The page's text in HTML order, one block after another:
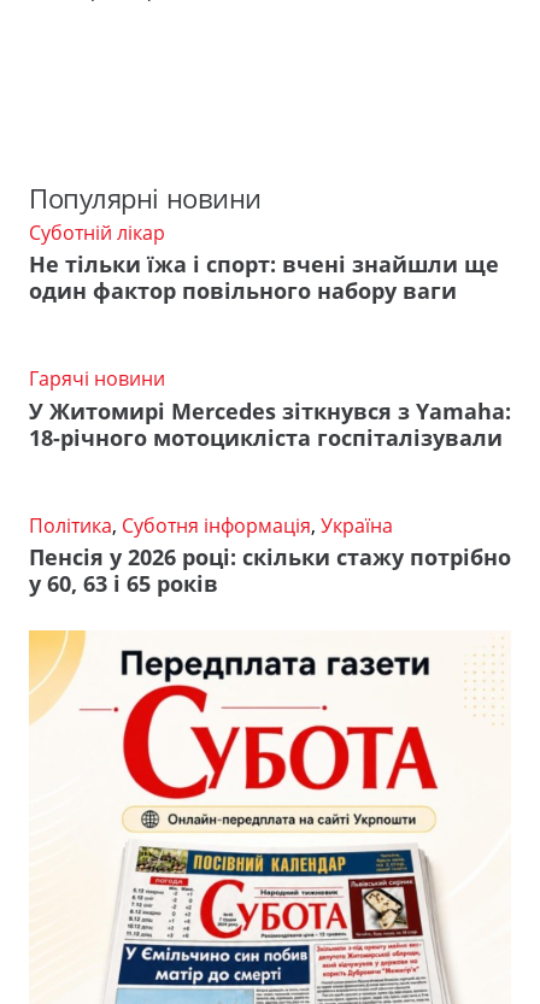
Популярні новини
Суботній лікар
Не тільки їжа і спорт: вчені знайшли ще
один фактор повільного набору ваги
Гарячі новини
У Житомирі Mercedes зіткнувся з Yamaha:
18-річного мотоцикліста госпіталізували
Політика, Суботня інформація, Україна
Пенсія у 2026 році: скільки стажу потрібно
у 60, 63 і 65 років